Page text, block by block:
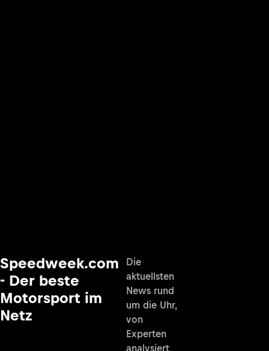
Speedweek.com
- Der beste
Motorsport im
Netz
Die
aktuellsten
News rund
um die Uhr,
von
Experten
analysiert